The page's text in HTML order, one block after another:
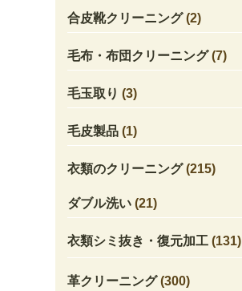
合皮靴クリーニング(2)
毛布・布団クリーニング(7)
毛玉取り (3)
毛皮製品(1)
衣類のクリーニング(215)
ダブル洗い(21)
衣類シミ抜き・復元加工(131)
革クリーニング(300)